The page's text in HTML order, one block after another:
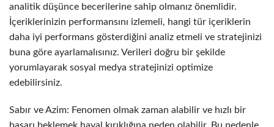
analitik düşünce becerilerine sahip olmanız önemlidir.
İçeriklerinizin performansını izlemeli, hangi tür içeriklerin
daha iyi performans gösterdiğini analiz etmeli ve stratejinizi
buna göre ayarlamalısınız. Verileri doğru bir şekilde
yorumlayarak sosyal medya stratejinizi optimize
edebilirsiniz.
Sabır ve Azim: Fenomen olmak zaman alabilir ve hızlı bir